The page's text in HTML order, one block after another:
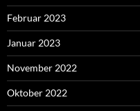
Februar 2023
Januar 2023
November 2022
Oktober 2022